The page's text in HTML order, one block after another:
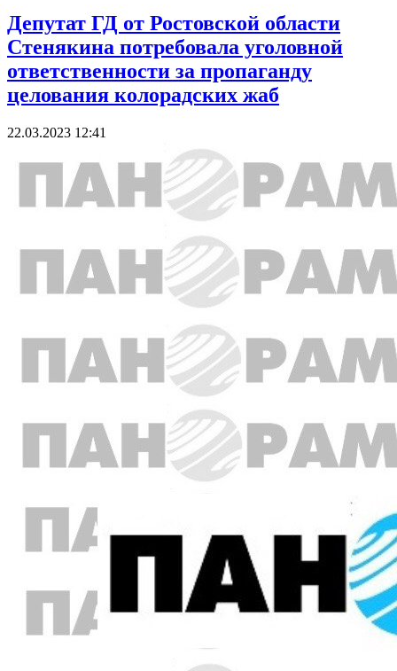
Депутат ГД от Ростовской области
Стенякина потребовала уголовной
ответственности за пропаганду
целования колорадских жаб
22.03.2023 12:41